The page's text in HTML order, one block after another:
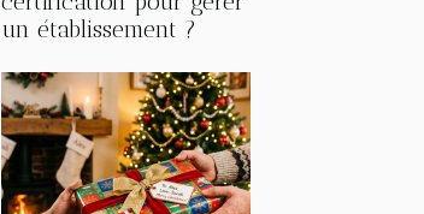
un établissement ?